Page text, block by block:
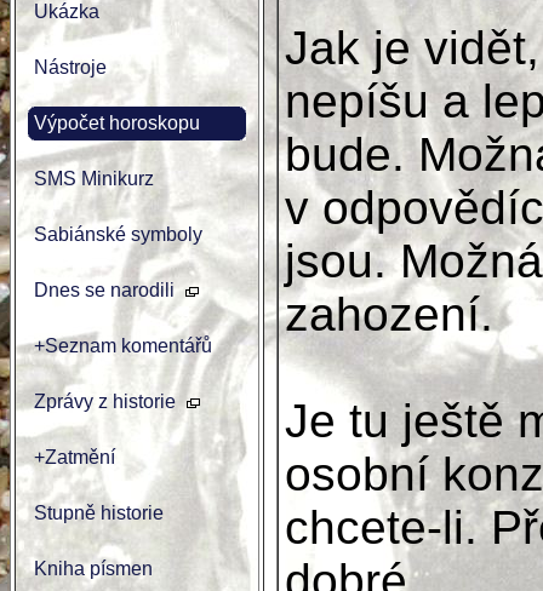
Ukázka
Nástroje
Výpočet horoskopu
SMS Minikurz
Sabiánské symboly
Dnes se narodili
+Seznam komentářů
Zprávy z historie
+Zatmění
Stupně historie
Kniha písmen
Jak je
nepíšu a
bude.
v
jsou.
zahození.
Je tu ještě
osobní
chcete-li.